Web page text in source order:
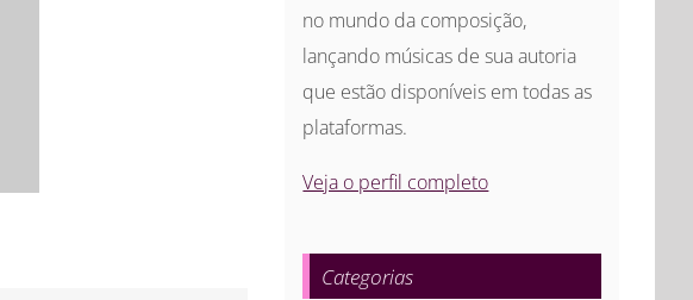
no mundo da composição,
lançando músicas de sua autoria
que estão disponíveis em todas as
plataformas.
Veja o perfil completo
Categorias